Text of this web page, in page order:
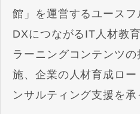
館」を運営するユース
DXにつながるIT人材教
ラーニングコンテンツ
施、企業の人材育成ロ
ンサルティング支援を承